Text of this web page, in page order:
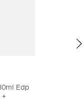
Edp
+